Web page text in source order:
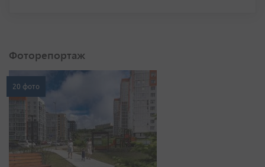
Фоторепортаж
20 фото